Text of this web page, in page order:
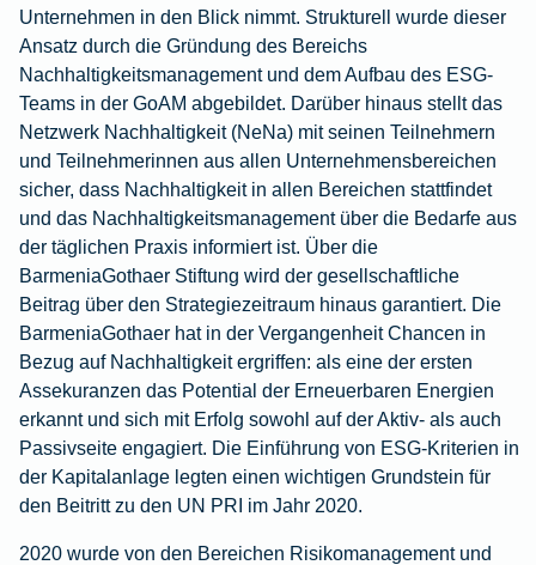
Unternehmen in den Blick nimmt. Strukturell wurde dieser
Ansatz durch die Gründung des Bereichs
Nachhaltigkeitsmanagement und dem Aufbau des ESG-
Teams in der GoAM abgebildet. Darüber hinaus stellt das
Netzwerk Nachhaltigkeit (NeNa) mit seinen Teilnehmern
und Teilnehmerinnen aus allen Unternehmensbereichen
sicher, dass Nachhaltigkeit in allen Bereichen stattfindet
und das Nachhaltigkeitsmanagement über die Bedarfe aus
der täglichen Praxis informiert ist. Über die
BarmeniaGothaer Stiftung wird der gesellschaftliche
Beitrag über den Strategiezeitraum hinaus garantiert. Die
BarmeniaGothaer hat in der Vergangenheit Chancen in
Bezug auf Nachhaltigkeit ergriffen: als eine der ersten
Assekuranzen das Potential der Erneuerbaren Energien
erkannt und sich mit Erfolg sowohl auf der Aktiv- als auch
Passivseite engagiert. Die Einführung von ESG-Kriterien in
der Kapitalanlage legten einen wichtigen Grundstein für
den Beitritt zu den UN PRI im Jahr 2020.
2020 wurde von den Bereichen Risikomanagement und